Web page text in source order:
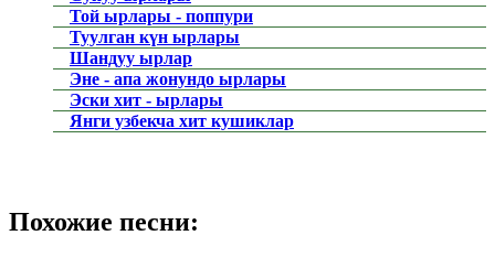
Той ырлары - поппури
Туулган күн ырлары
Шандуу ырлар
Эне - апа жонундо ырлары
Эски хит - ырлары
Янги узбекча хит кушиклар
Похожие песни: